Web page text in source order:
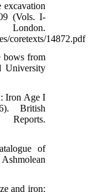
(Vols. I-
coretexts/14872.pdf
bows from
University
Iron Age I
British
of
and iron: